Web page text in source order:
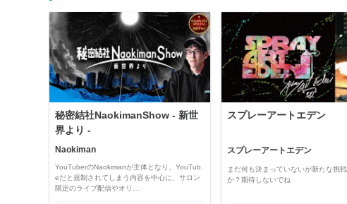
秘密結社NaokimanShow - 新世
界より -
Naokiman
YouTuberのNaokimanが主体となり、YouTub
eだと規制されてしまう内容を中心に、サロン
限定のライブ配信やオリ…
スプレーアートエデン
スプレーアートエデン
まだ何も決まっていないが新たな挑
か？期待しないでね